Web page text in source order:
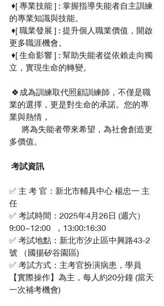
♦️[ 專業技能 ] : 掌握指導失能者自主訓練
的專業知識與技能。
♦️[ 職業發展 ] : 提升個人職業價值，開啟
更多職涯機會。
♦️[ 生命影響 ] : 幫助失能者從依賴走向獨
立，實現生命的轉變。
🍀成為訓練取代照顧訓練師，不僅是職
業的選擇，更是對生命的承諾。您的專
業與熱情，
將為失能者帶來希望，為社會創造更
多價值。
考試資訊
✅ 主 考 官：新北市輔具中心 楊忠一 主
任
✅ 考試時間：2025年4月26日 (週六）
9:00~12:00  ，13:00:16:30
✅ 考試地點：新北市汐止區中興路43-2
號 （國揚矽谷園區)
✅ 考試方式：主考官扮演病患，學員
【實際操作】為主，每人約20分鐘 (當天
一次補考機會)